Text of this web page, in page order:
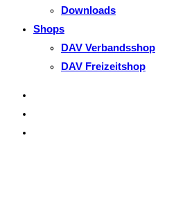
Downloads
Shops
DAV Verbandsshop
DAV Freizeitshop